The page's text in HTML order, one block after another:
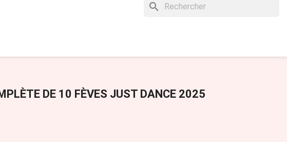
search
DE 10 FÈVES JUST DANCE 2025